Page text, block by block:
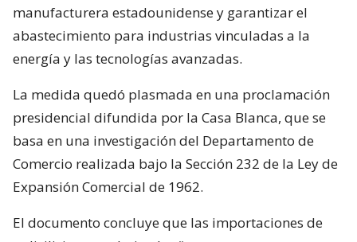
manufacturera estadounidense y garantizar el
abastecimiento para industrias vinculadas a la
energía y las tecnologías avanzadas.
La medida quedó plasmada en una proclamación
presidencial difundida por la Casa Blanca, que se
basa en una investigación del Departamento de
Comercio realizada bajo la Sección 232 de la Ley de
Expansión Comercial de 1962.
El documento concluye que las importaciones de